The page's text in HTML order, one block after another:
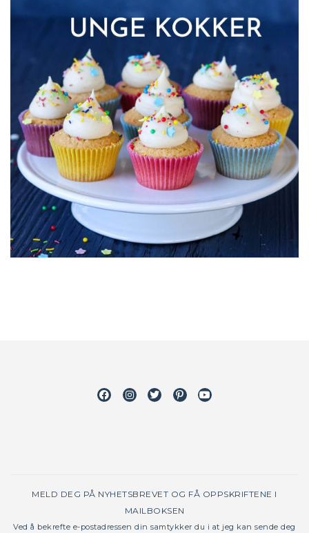
FacebookInstagram
TwitterPinterestYoutube
MELD DEG PÅ NYHETSBREVET OG FÅ OPPSKRIFTENE I
MAILBOKSEN
Ved å bekrefte e-postadressen din samtykker du i at jeg kan sende deg